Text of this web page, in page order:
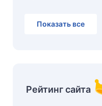
Показать все
Рейтинг сайта